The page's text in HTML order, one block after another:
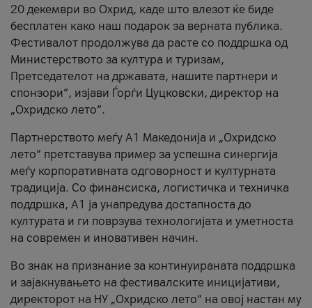
20 декември во Охрид, каде што влезот ќе биде
бесплатен како наш подарок за верната публика.
Фестивалот продолжува да расте со поддршка од
Министерството за култура и туризам,
Претседателот на државата, нашите партнери и
спонзори“, изјави Ѓорѓи Цуцковски, директор на
„Охридско лето“.
Партнерството меѓу A1 Македонија и „Охридско
лето“ претставува пример за успешна синергија
меѓу корпоративната одговорност и културната
традиција. Со финансиска, логистичка и техничка
поддршка, A1 ја унапредува достапноста до
културата и ги поврзува технологијата и уметноста
на современ и иновативен начин.
Во знак на признание за континуираната поддршка
и зајакнувањето на фестивалските иницијативи,
директорот на НУ „Охридско лето“ на овој настан му